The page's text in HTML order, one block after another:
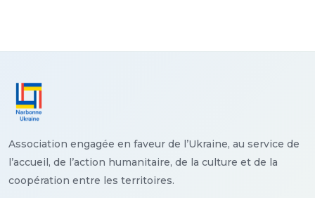
Association engagée en faveur de l’Ukraine, au service de
l’accueil, de l’action humanitaire, de la culture et de la
coopération entre les territoires.